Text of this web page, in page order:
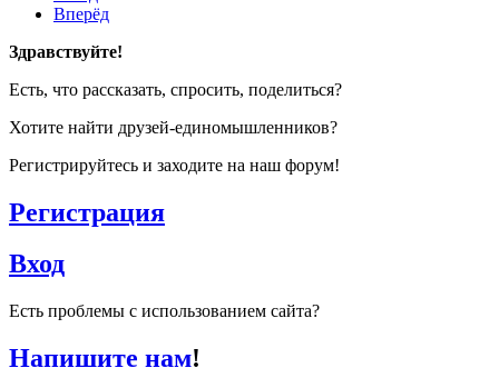
Вперёд
Здравствуйте!
Есть, что рассказать, спросить, поделиться?
Хотите найти друзей-единомышленников?
Регистрируйтесь и заходите на наш форум!
Регистрация
Вход
Есть проблемы с использованием сайта?
Напишите нам!